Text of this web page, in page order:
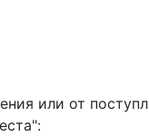
или от